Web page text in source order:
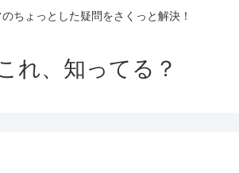
のちょっとした疑問をさくっと解決！
れ、知ってる？